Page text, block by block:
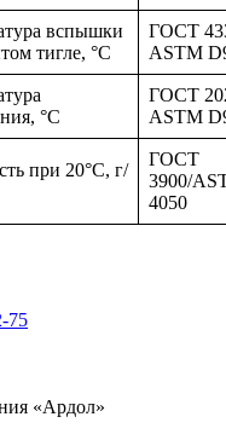
вспышки
тигле, °С
ГОСТ
ASTM
°С
ГОСТ
ASTM
при 20°С, г/
ГОСТ
3900/
4050
75
«Ардол»